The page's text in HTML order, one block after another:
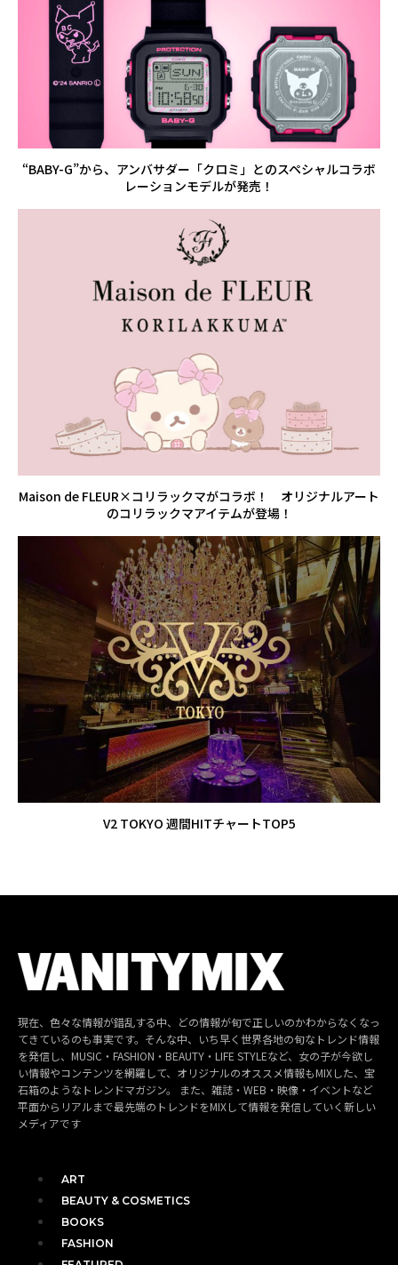
“BABY-G”から、アンバサダー「クロミ」とのスペシャルコラボ
レーションモデルが発売！
Maison de FLEUR×コリラックマがコラボ！ オリジナルアート
のコリラックマアイテムが登場！
V2 TOKYO 週間HITチャートTOP5
現在、色々な情報が錯乱する中、どの情報が旬で正しいのかわからなくなっ
てきているのも事実です。そんな中、いち早く世界各地の旬なトレンド情報
を発信し、MUSIC・FASHION・BEAUTY・LIFE STYLEなど、女の子が今欲し
い情報やコンテンツを網羅して、オリジナルのオススメ情報もMIXした、宝
石箱のようなトレンドマガジン。 また、雑誌・WEB・映像・イベントなど
平面からリアルまで最先端のトレンドをMIXして情報を発信していく新しい
メディアです
ART
BEAUTY & COSMETICS
BOOKS
FASHION